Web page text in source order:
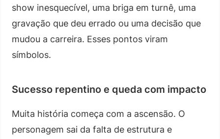
show inesquecível, uma briga em turnê, uma
gravação que deu errado ou uma decisão que
mudou a carreira. Esses pontos viram
símbolos.
Sucesso repentino e queda com impacto
Muita história começa com a ascensão. O
personagem sai da falta de estrutura e